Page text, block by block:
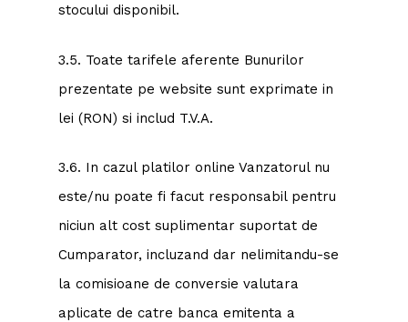
stocului disponibil.
3.5. Toate tarifele aferente Bunurilor
prezentate pe website sunt exprimate in
lei (RON) si includ T.V.A.
3.6. In cazul platilor online Vanzatorul nu
este/nu poate fi facut responsabil pentru
niciun alt cost suplimentar suportat de
Cumparator, incluzand dar nelimitandu-se
la comisioane de conversie valutara
aplicate de catre banca emitenta a